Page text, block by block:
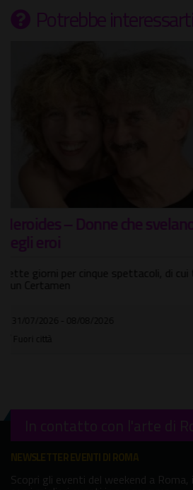
Potrebbe interessarti
Hurricane Motor Show
Quest'anno con una grande novità:
In città
In contatto con l'arte di